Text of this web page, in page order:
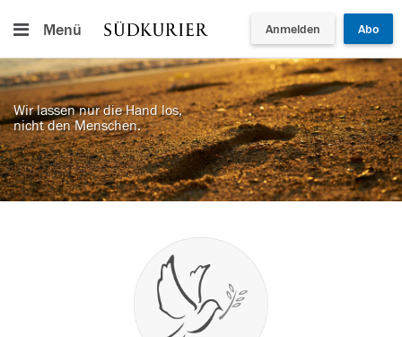
Menü Anmelden Abo
Wir lassen nur die Hand los,
nicht den Menschen.